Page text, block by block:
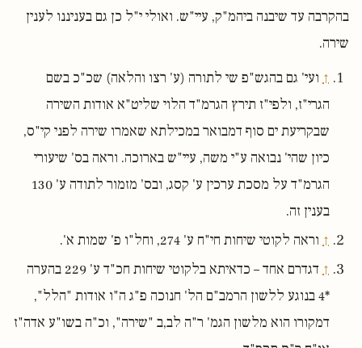
בהקרבה עד שיבנה ביהמ"ק, עיי"ש. ואולי י"ל כן גם בעניננו לענין
שירה.
↑ ועי' גם בהגש"פ שי לתורה (ע' רצו והלאה) שכ"כ בשם
הגרי"ז, ולפי"ז תירץ הגרמ"ד הלוי שליט"א אודות השירה
שבקריעת ים סוף דמבואר במכילתא שאמרו שירה לפני קי"ס,
כיון שהי' נבואה ע"י משה, עיי"ש בארוכה. וראה בס' שיעורי
הגרמ"ד על מסכת ערכין ע' קסג, ובס' מזמור לתודה ע' 130
בענין זה.
↑ וראה לקוטי שיחות חי"ח ע' 274, וחל"ו פ' שמות א'.
↑
דגדרם אחד – כדאיתא בלקוטי שיחות חכ"ד ע' 229 בהערה
*4 בנוגע ללשון הרמב"ם הל' חנוכה פ"ג ה"ו אודות "הלל",
דמקורו הוא מלשון הגמ' ר"ה לב,ב "שירה", וכ"ה בשו"ע אדה"ז